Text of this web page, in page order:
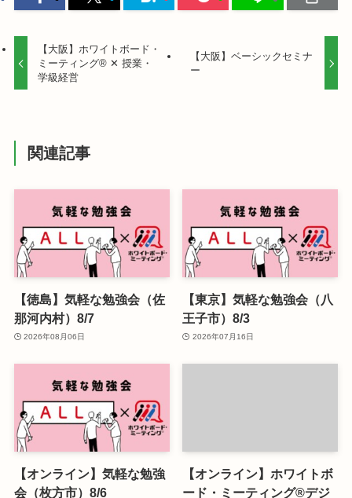
【大阪】ホワイトボード・
ミーティング® ✕ 授業・
学級経営
【大阪】ベーシックセミナ
ー
関連記事
【徳島】気軽な勉強会（佐
那河内村）8/7
2026年08月06日
【東京】気軽な勉強会（八
王子市）8/3
2026年07月16日
【オンライン】気軽な勉強
会（枚方市）8/6
【オンライン】ホワイトボ
ード・ミーティング®デジ